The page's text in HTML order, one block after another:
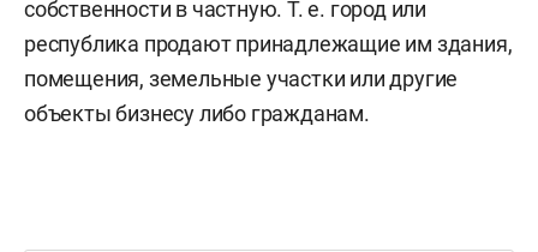
собственности в частную. Т. е. город или
республика продают принадлежащие им здания,
помещения, земельные участки или другие
объекты бизнесу либо гражданам.